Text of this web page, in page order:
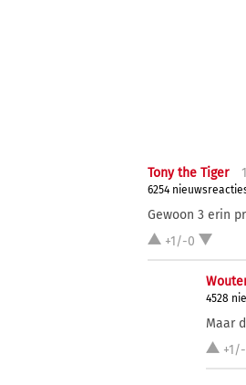
Tony the Tiger
6254
Gewoon 3 erin
+1/-0
4528
Maar